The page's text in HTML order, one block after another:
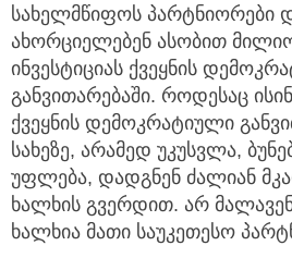
სახელმწიფოს პარტნიორები
ახორციელებენ ასობით
ინვესტიციას ქვეყნის
განვითარებაში. როდესაც
ქვეყნის დემოკრატიული
სახეზე, არამედ უკუსვლა,
უფლება, დადგნენ ძალიან
ხალხის გვერდით. არ
ხალხია მათი საუკეთესო